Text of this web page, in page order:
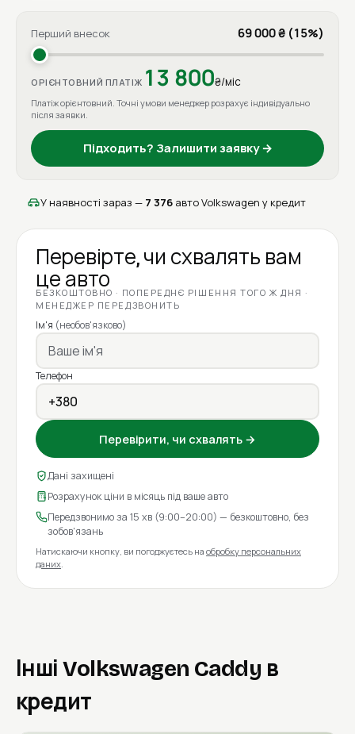
Перший внесок 69 000 ₴ (15%)
ОРІЄНТОВНИЙ ПЛАТІЖ 13 800₴/міс
Платіж орієнтовний. Точні умови менеджер розрахує індивідуально
після заявки.
Підходить? Залишити заявку →
У наявності зараз — 7 376 авто Volkswagen у кредит
Перевірте, чи схвалять вам
це авто
БЕЗКОШТОВНО · ПОПЕРЕДНЄ РІШЕННЯ ТОГО Ж ДНЯ ·
МЕНЕДЖЕР ПЕРЕДЗВОНИТЬ
Ім'я (необов'язково)
Телефон
Перевірити, чи схвалять →
Дані захищені
Розрахунок ціни в місяць під ваше авто
Передзвонимо за 15 хв (9:00–20:00) — безкоштовно, без
зобов'язань
Натискаючи кнопку, ви погоджуєтесь на обробку персональних
даних.
Інші Volkswagen Caddy в
кредит